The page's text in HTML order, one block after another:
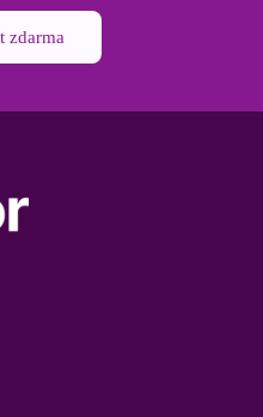
zdarma